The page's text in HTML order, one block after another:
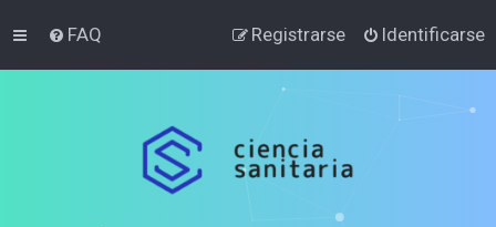
FAQ Identificarse
Registrarse